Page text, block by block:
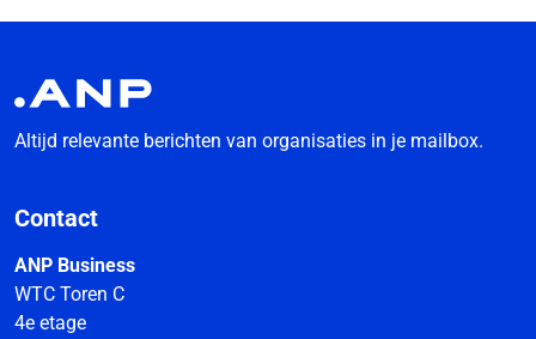
Altijd relevante berichten van organisaties in je mailbox.
Contact
ANP Business
WTC Toren C
4e etage